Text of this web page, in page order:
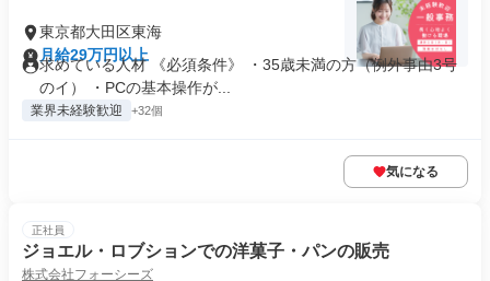
東京都大田区東海
月給29万円以上
求めている人材 《必須条件》 ・35歳未満の方（例外事由3号
のイ） ・PCの基本操作が...
業界未経験歓迎 +32個
気になる
正社員
ジョエル・ロブションでの洋菓⼦・パンの販売
株式会社フォーシーズ